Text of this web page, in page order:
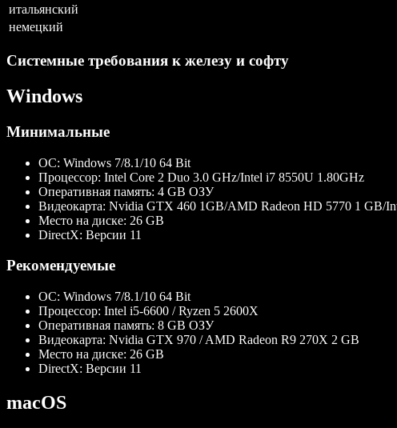
итальянский
немецкий
Системные требования к железу и софту
Windows
Минимальные
ОС: Windows 7/8.1/10 64 Bit
Процессор: Intel Core 2 Duo 3.0 GHz/Intel i7 8550U 1.80GHz
Оперативная память: 4 GB ОЗУ
Видеокарта: Nvidia GTX 460 1GB/AMD Radeon HD 5770 1 GB/
Место на диске: 26 GB
DirectX: Версии 11
Рекомендуемые
ОС: Windows 7/8.1/10 64 Bit
Процессор: Intel i5-6600 / Ryzen 5 2600X
Оперативная память: 8 GB ОЗУ
Видеокарта: Nvidia GTX 970 / AMD Radeon R9 270X 2 GB
Место на диске: 26 GB
DirectX: Версии 11
macOS